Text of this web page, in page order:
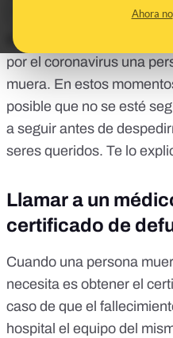
Ahora no
Es posible que durante
por el coronavirus una
muera. En estos
posible que no se esté
a seguir antes de
seres queridos. Te lo
Llamar a un
certificado de
Cuando una persona
necesita es obtener el
caso de que el
hospital el equipo del